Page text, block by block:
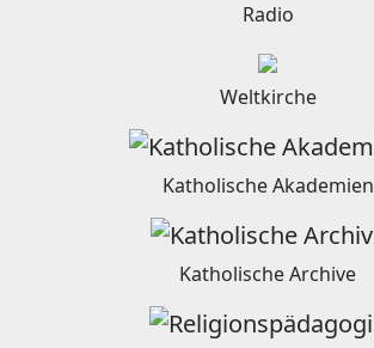
Radio
Weltkirche
Katholische Akademien
Katholische Archive